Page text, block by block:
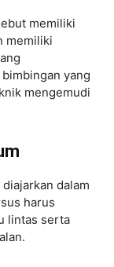
memiliki
memiliki
yang
mengemudi
dalam
harus
lintas serta